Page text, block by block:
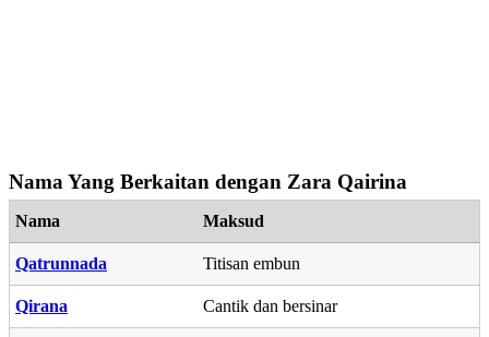
Nama Yang Berkaitan dengan Zara Qairina
Nama Maksud
Qatrunnada Titisan embun
Qirana Cantik dan bersinar